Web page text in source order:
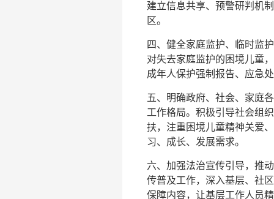
建立信息共享、预警研判机
区。
四、健全家庭监护、临时监
对失去家庭监护的困境儿童
成年人保护强制报告、应急
五、明确政府、社会、家庭
工作格局。积极引导社会组
扶，注重困境儿童精神关爱
习、成长、发展需求。
六、加强法治宣传引导，推
传普及工作，深入基层、社
保障内容，让基层工作人员